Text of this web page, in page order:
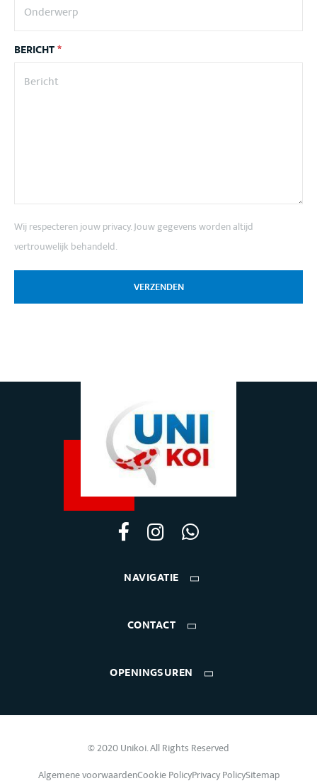
BERICHT*
Wij respecteren jouw privacy. Jouw gegevens worden altijd
vertrouwelijk behandeld.
VERZENDEN
NAVIGATIE
CONTACT
OPENINGSUREN
© 2020 Unikoi. All Rights Reserved
Algemene voorwaardenCookie PolicyPrivacy PolicySitemap